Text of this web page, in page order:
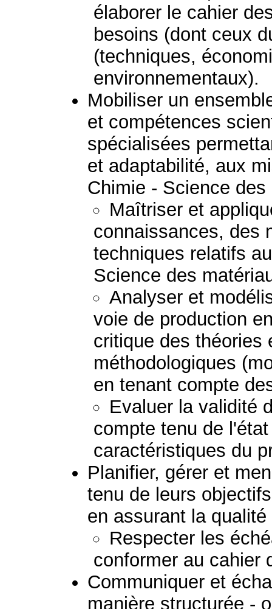
élaborer le cahier
besoins (dont ceux
(techniques,
environnementaux).
Mobiliser un
et compétences
spécialisées
et adaptabilité, aux
Chimie - Science
Maîtriser et
connaissances, des
techniques relatifs
Science des
Analyser et
voie de production
critique des théories
méthodologiques
en tenant compte
Evaluer la validité
compte tenu de
caractéristiques du
Planifier, gérer et
tenu de leurs
en assurant la
Respecter les
conformer au cahier
Communiquer et
manière structurée -